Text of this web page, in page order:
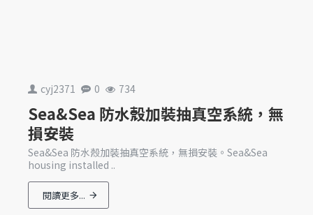
cyj2371 0 734
Sea&Sea 防水殼加裝抽真空系統，無
損安裝
Sea&Sea 防水殼加裝抽真空系統，無損安裝。Sea&Sea
housing installed ..
閱讀更多...